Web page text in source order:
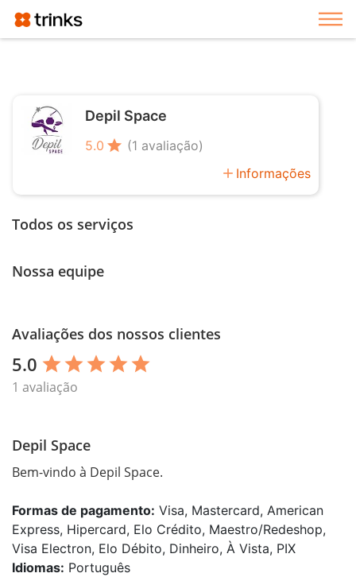
Depil Space
5.0 star (1 avaliação)
add Informações
Todos os serviços
Nossa equipe
Avaliações dos nossos clientes
5.0 star star star star star
1 avaliação
Depil Space
Bem-vindo à Depil Space.
Formas de pagamento: Visa, Mastercard, American
Express, Hipercard, Elo Crédito, Maestro/Redeshop,
Visa Electron, Elo Débito, Dinheiro, À Vista, PIX
Idiomas: Português